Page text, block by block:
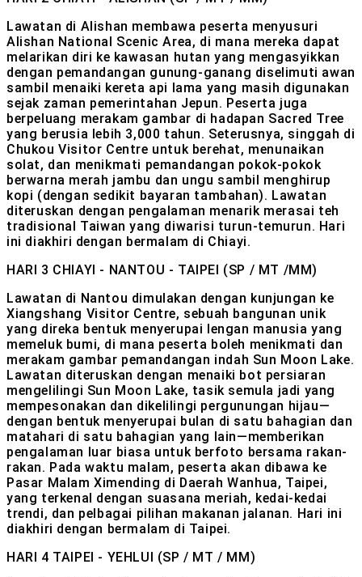
Lawatan di Alishan membawa peserta menyusuri
Alishan National Scenic Area, di mana mereka dapat
melarikan diri ke kawasan hutan yang mengasyikkan
dengan pemandangan gunung-ganang diselimuti awan
sambil menaiki kereta api lama yang masih digunakan
sejak zaman pemerintahan Jepun. Peserta juga
berpeluang merakam gambar di hadapan Sacred Tree
yang berusia lebih 3,000 tahun. Seterusnya, singgah di
Chukou Visitor Centre untuk berehat, menunaikan
solat, dan menikmati pemandangan pokok-pokok
berwarna merah jambu dan ungu sambil menghirup
kopi (dengan sedikit bayaran tambahan). Lawatan
diteruskan dengan pengalaman menarik merasai teh
tradisional Taiwan yang diwarisi turun-temurun. Hari
ini diakhiri dengan bermalam di Chiayi.
HARI 3 CHIAYI - NANTOU - TAIPEI (SP / MT /MM)
Lawatan di Nantou dimulakan dengan kunjungan ke
Xiangshang Visitor Centre, sebuah bangunan unik
yang direka bentuk menyerupai lengan manusia yang
memeluk bumi, di mana peserta boleh menikmati dan
merakam gambar pemandangan indah Sun Moon Lake.
Lawatan diteruskan dengan menaiki bot persiaran
mengelilingi Sun Moon Lake, tasik semula jadi yang
mempesonakan dan dikelilingi pergunungan hijau—
dengan bentuk menyerupai bulan di satu bahagian dan
matahari di satu bahagian yang lain—memberikan
pengalaman luar biasa untuk berfoto bersama rakan-
rakan. Pada waktu malam, peserta akan dibawa ke
Pasar Malam Ximending di Daerah Wanhua, Taipei,
yang terkenal dengan suasana meriah, kedai-kedai
trendi, dan pelbagai pilihan makanan jalanan. Hari ini
diakhiri dengan bermalam di Taipei.
HARI 4 TAIPEI - YEHLUI (SP / MT / MM)